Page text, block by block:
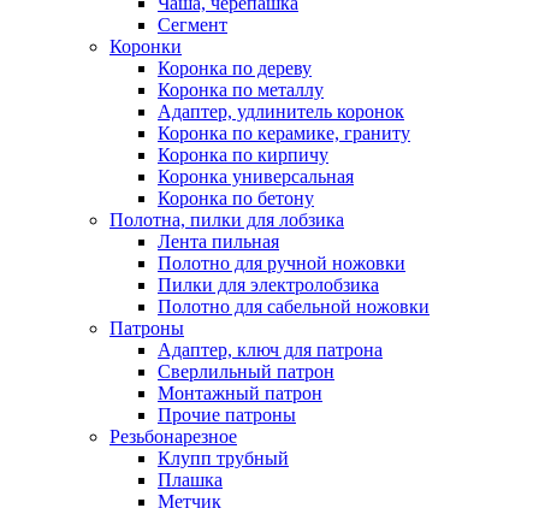
Сегмент
Коронки
Коронка по дереву
Коронка по металлу
Адаптер, удлинитель коронок
Коронка по керамике, граниту
Коронка по кирпичу
Коронка универсальная
Коронка по бетону
Полотна, пилки для лобзика
Лента пильная
Полотно для ручной ножовки
Пилки для электролобзика
Полотно для сабельной ножовки
Патроны
Адаптер, ключ для патрона
Сверлильный патрон
Монтажный патрон
Прочие патроны
Резьбонарезное
Клупп трубный
Плашка
Метчик